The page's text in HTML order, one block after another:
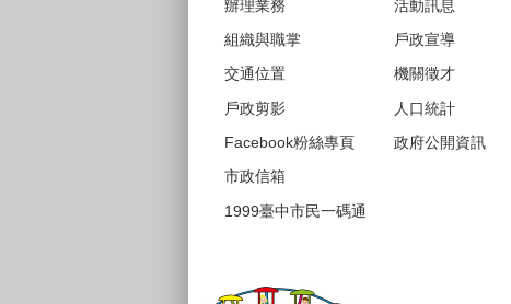
辦理業務
組織與職掌
交通位置
戶政剪影
Facebook粉絲專頁
市政信箱
1999臺中市民一碼通
活動訊息
戶政宣導
機關徵才
人口統計
政府公開資訊